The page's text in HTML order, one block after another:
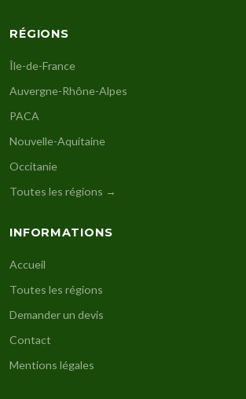
RÉGIONS
Île-de-France
Auvergne-Rhône-Alpes
PACA
Nouvelle-Aquitaine
Occitanie
Toutes les régions →
INFORMATIONS
Accueil
Toutes les régions
Demander un devis
Contact
Mentions légales